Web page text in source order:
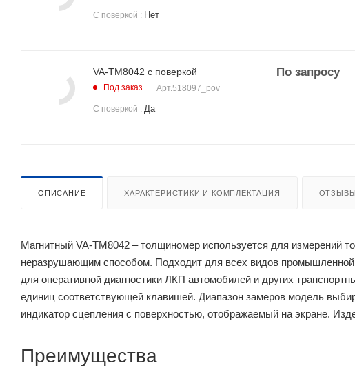
С поверкой : Нет
VA-ТМ8042 с поверкой
Под заказ Арт.518097_pov
С поверкой : Да
По запросу
ОПИСАНИЕ ХАРАКТЕРИСТИКИ И КОМПЛЕКТАЦИЯ ОТЗЫВЫ
Магнитный VA-ТМ8042 – толщиномер используется для измерений
неразрушающим способом. Подходит для всех видов
для оперативной диагностики ЛКП автомобилей и других
единиц соответствующей клавишей. Диапазон замеров модель
индикатор сцепления с поверхностью, отображаемый на экране.
Преимущества